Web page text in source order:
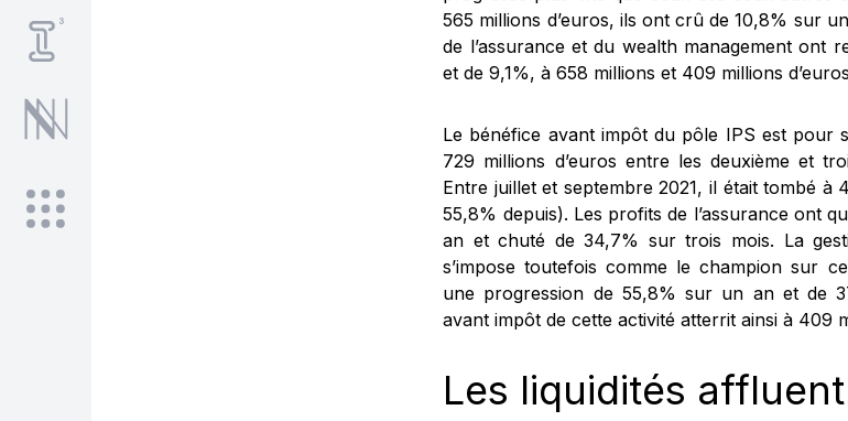
565 millions d’euros, ils ont crû de 10,8% sur
de l’assurance et du wealth management ont
et de 9,1%, à 658 millions et 409 millions
Le bénéfice avant impôt du pôle IPS est pour
729 millions d’euros entre les deuxième et
Entre juillet et septembre 2021, il était tombé à
55,8% depuis). Les profits de l’assurance ont
an et chuté de 34,7% sur trois mois. La
s’impose toutefois comme le champion sur
une progression de 55,8% sur un an et de
avant impôt de cette activité atterrit ainsi à 409
Les liquidités